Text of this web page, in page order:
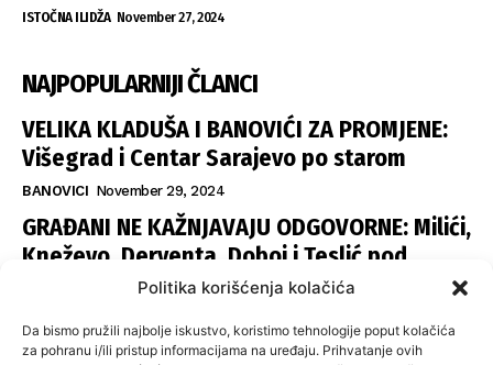
Politika korišćenja kolačića
Da bismo pružili najbolje iskustvo, koristimo tehnologije poput kolačića
za pohranu i/ili pristup informacijama na uređaju. Prihvatanje ovih
ISTOČNA ILIDŽA November 27, 2024
NAJPOPULARNIJI ČLANCI
VELIKA KLADUŠA I BANOVIĆI ZA PROMJENE:
Višegrad i Centar Sarajevo po starom
BANOVICI November 29, 2024
GRAĐANI NE KAŽNJAVAJU ODGOVORNE: Milići,
Kneževo, Derventa, Doboj i Teslić pod
šapom istih stranaka
SNSD UČVRSTIO VLAST U ISTOČNOM